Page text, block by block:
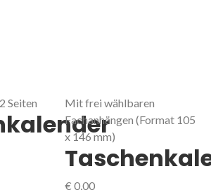
Seiten
Mit frei wählbaren
Fachanhängen (Format 105
x 146 mm)
€ 0,00